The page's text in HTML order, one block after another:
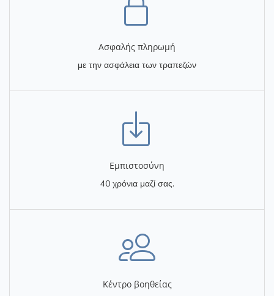
Ασφαλής πληρωμή
με την ασφάλεια των τραπεζών
Eμπιστοσύνη
40 χρόνια μαζί σας.
Κέντρο βοηθείας